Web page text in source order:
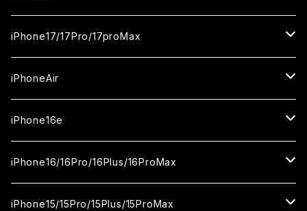
ガラスフィルム
セラミックフィルム
カメラ用フィルム
iPhone17/17Pro/17proMax
iPhone17
ガラスフィルム
セラミックフィルム
iPhone17Pro
ガラスフィルム
セラミックフィルム
iPhone17proMax
ガラスフィルム
iPhoneAir
ガラスフィルム
セラミックフィルム
カメラ用フィルム
iPhone16e
ガラスフィルム
セラミックフィルム
iPhone16/16Pro/16Plus/16ProMax
iPhone16
iPhone15/15Pro/15Plus/15ProMax